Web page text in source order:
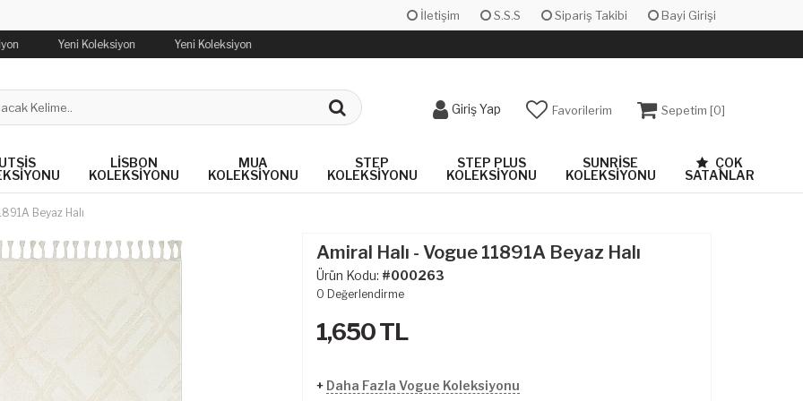
İletişim S.S.S Sipariş Takibi Bayi Girişi
Yeni Koleksiyon Yeni Koleksiyon
Giriş Yap Favorilerim Sepetim [0]
LISBON
KOLEKSIYONU
MUA
KOLEKSIYONU
STEP
KOLEKSIYONU
STEP PLUS
KOLEKSIYONU
SUNRISE
KOLEKSIYONU
ÇOK
SATANLAR
Beyaz Halı
Amiral Halı - Vogue 11891A Beyaz Halı
Ürün Kodu: #000263
0 Değerlendirme
1,650TL
+ Daha Fazla Vogue Koleksiyonu